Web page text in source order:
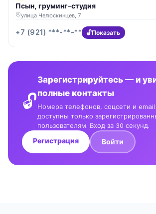
Псын, груминг-студия
улица Челюскинцев, 7
+7 (921) ***-**-** Показать
🔓
Зарегистрируйтесь — и
полные контакты
Номера телефонов, соцсети и email
доступны только
пользователям. Вход за 30 секунд.
Регистрация Войти